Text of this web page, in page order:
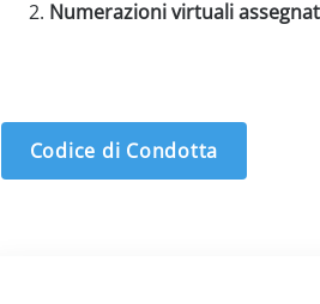
Numerazioni virtuali
Codice di Condotta